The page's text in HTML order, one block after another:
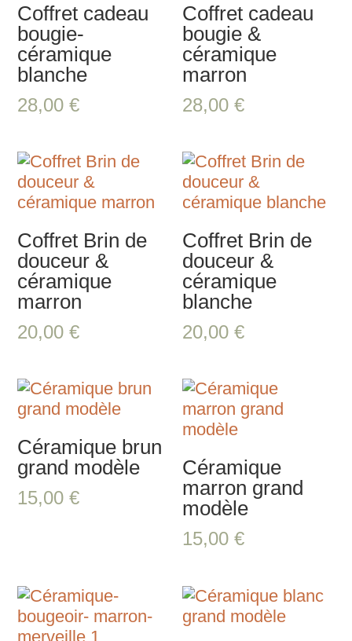
Coffret cadeau
bougie-
céramique
blanche
28,00€
Coffret cadeau
bougie &
céramique
marron
28,00€
Coffret Brin de
douceur &
céramique
marron
20,00€
Coffret Brin de
douceur &
céramique
blanche
20,00€
Céramique brun
grand modèle
15,00€
Céramique
marron grand
modèle
15,00€